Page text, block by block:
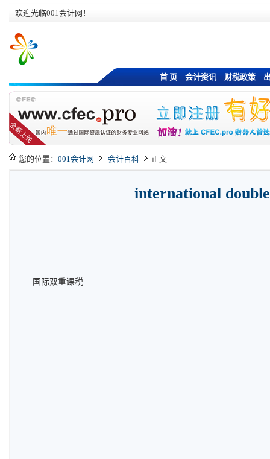
欢迎光临001会计网！
首 页 会计资讯 财税政策
您的位置： 001会计网 会计百科 正文
international
国际双重课税